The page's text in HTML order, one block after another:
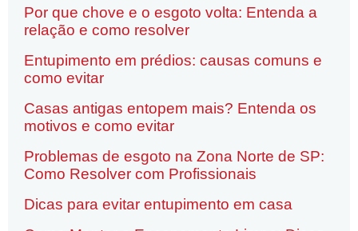
Por que chove e o esgoto volta: Entenda a
relação e como resolver
Entupimento em prédios: causas comuns e
como evitar
Casas antigas entopem mais? Entenda os
motivos e como evitar
Problemas de esgoto na Zona Norte de SP:
Como Resolver com Profissionais
Dicas para evitar entupimento em casa